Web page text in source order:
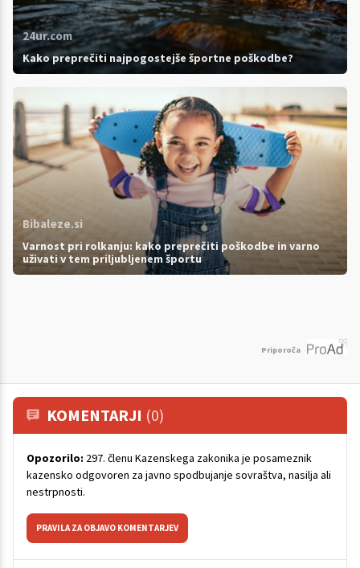
24ur.com
Kako preprečiti najpogostejše športne poškodbe?
Bibaleze.si
Varnost pri rolkanju: kako preprečiti poškodbe in varno
uživati v tem priljubljenem športu
Priporoča
KOMENTARJI (0)
Opozorilo: 297. členu Kazenskega zakonika je posameznik
kazensko odgovoren za javno spodbujanje sovraštva, nasilja ali
nestrpnosti.
PRAVILA ZA OBJAVO KOMENTARJEV